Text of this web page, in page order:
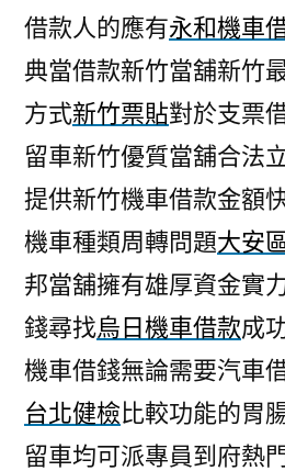
借款人的應有永和機車
典當借款新竹當舖新竹
方式新竹票貼對於支票
留車新竹優質當舖合法
提供新竹機車借款金額
機車種類周轉問題大安
邦當舖擁有雄厚資金實
錢尋找烏日機車借款成
機車借錢無論需要汽車
台北健檢比較功能的胃
留車均可派專員到府熱